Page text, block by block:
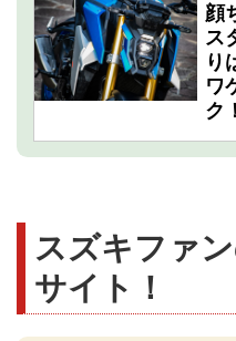
顔
ス
り
ワ
ク！
スズキファ
サイト！